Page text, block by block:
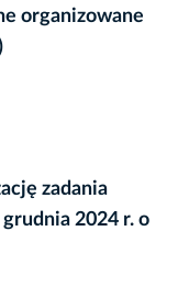
organizowane
zadania
2024 r. o